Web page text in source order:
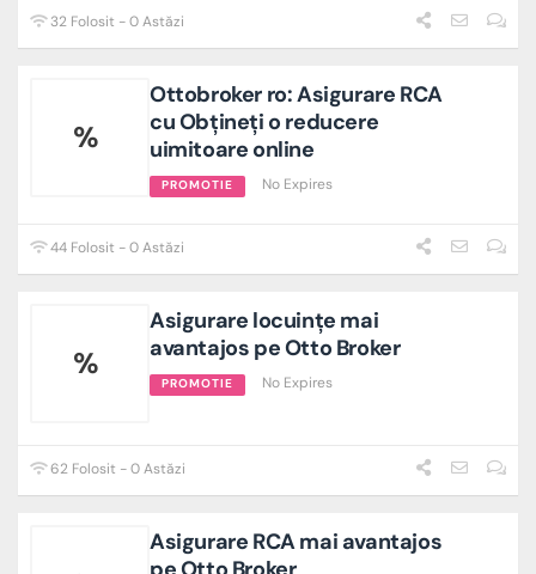
32 Folosit - 0 Astăzi
%
Ottobroker ro: Asigurare RCA
cu Obțineți o reducere
uimitoare online
PROMOTIE No Expires
44 Folosit - 0 Astăzi
%
Asigurare locuințe mai
avantajos pe Otto Broker
PROMOTIE No Expires
62 Folosit - 0 Astăzi
Asigurare RCA mai avantajos